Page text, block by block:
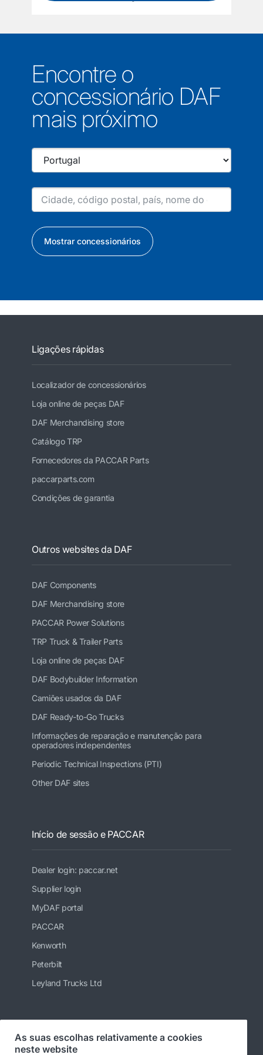
Encontre o
concessionário DAF
mais próximo
Mostrar concessionários
Ligações rápidas
Localizador de concessionários
Loja online de peças DAF
DAF Merchandising store
Catálogo TRP
Fornecedores da PACCAR Parts
paccarparts.com
Condições de garantia
Outros websites da DAF
DAF Components
DAF Merchandising store
PACCAR Power Solutions
TRP Truck & Trailer Parts
Loja online de peças DAF
DAF Bodybuilder Information
Camiões usados da DAF
DAF Ready-to-Go Trucks
Informações de reparação e manutenção para
operadores independentes
Periodic Technical Inspections (PTI)
Other DAF sites
Início de sessão e PACCAR
Dealer login: paccar.net
Supplier login
MyDAF portal
PACCAR
Kenworth
Peterbilt
Leyland Trucks Ltd
Siga-nos
As suas escolhas relativamente a cookies
neste website